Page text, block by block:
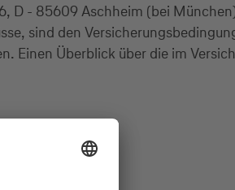
D - 85609 Aschheim (bei
sind den
Einen Überblick über die im